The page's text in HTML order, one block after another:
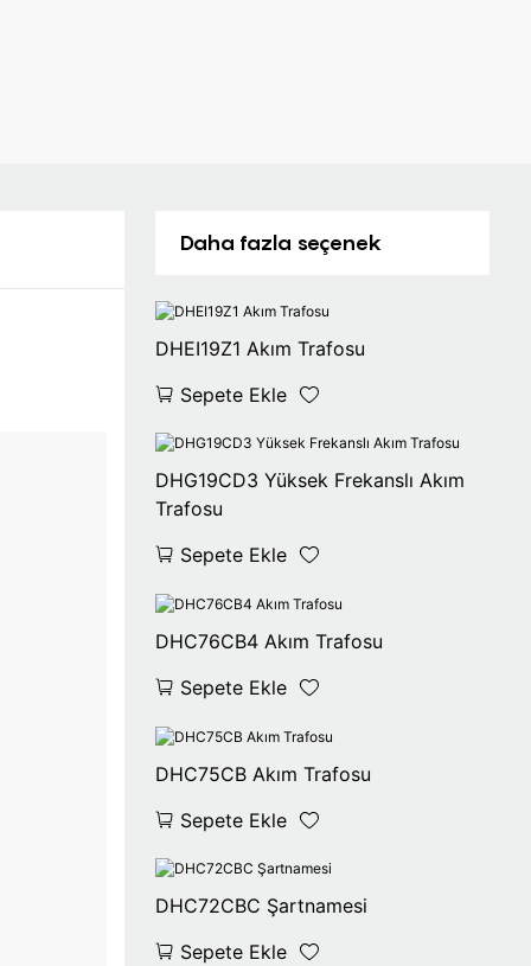
Daha fazla seçenek
DHEI19Z1 Akım Trafosu
Sepete Ekle
DHG19CD3 Yüksek Frekanslı Akım
Trafosu
Sepete Ekle
DHC76CB4 Akım Trafosu
Sepete Ekle
DHC75CB Akım Trafosu
Sepete Ekle
DHC72CBC Şartnamesi
Sepete Ekle